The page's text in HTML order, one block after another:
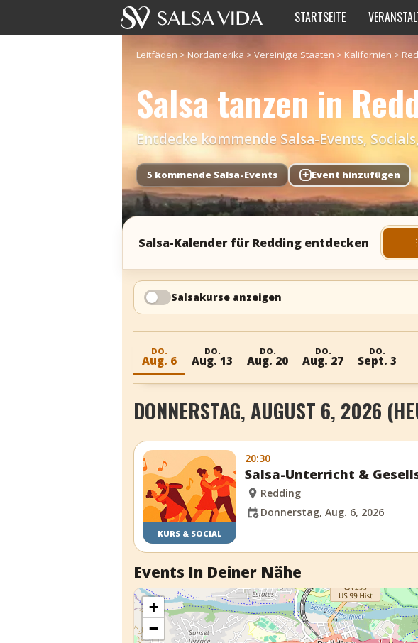
STARTSEITE
Leitfäden > Nordamerika > Vereinigte Staaten > Kalifornien >
Salsa tanzen in
Entdecke kommende Salsa-Events,
5 kommende Salsa-Events + Event hinzufügen
Salsa-Kalender für Redding entdecken
Salsakurse anzeigen
DO.
Aug. 6
DO.
Aug. 13
DO.
Aug. 20
DO.
Aug. 27
DO.
Sept. 3
DONNERSTAG, AUGUST 6, 2026
KURS & SOCIAL
20:30
Salsa-Unterricht &
Redding
Donnerstag, Aug. 6, 2026
Events In Deiner Nähe
+
−